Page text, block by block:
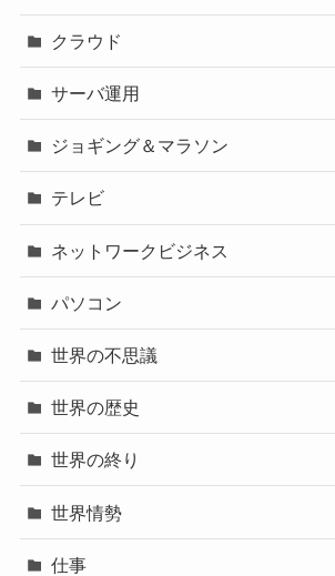
クラウド
サーバ運用
ジョギング＆マラソン
テレビ
ネットワークビジネス
パソコン
世界の不思議
世界の歴史
世界の終り
世界情勢
仕事